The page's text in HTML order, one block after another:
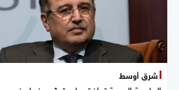
شرق أوسط